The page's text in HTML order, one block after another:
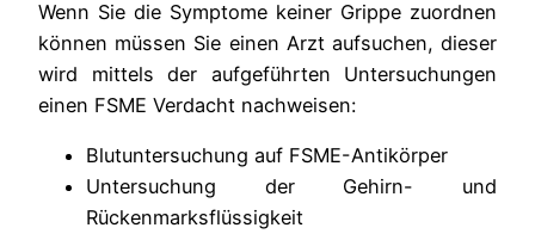
Wenn Sie die Symptome keiner Grippe zuordnen
können müssen Sie einen Arzt aufsuchen, dieser
wird mittels der aufgeführten Untersuchungen
einen FSME Verdacht nachweisen:
Blutuntersuchung auf FSME-Antikörper
Untersuchung der Gehirn- und
Rückenmarksflüssigkeit